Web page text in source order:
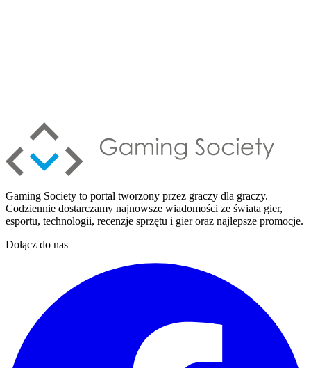
Gaming Society to portal tworzony przez graczy dla graczy.
Codziennie dostarczamy najnowsze wiadomości ze świata gier,
esportu, technologii, recenzje sprzętu i gier oraz najlepsze promocje.
Dołącz do nas